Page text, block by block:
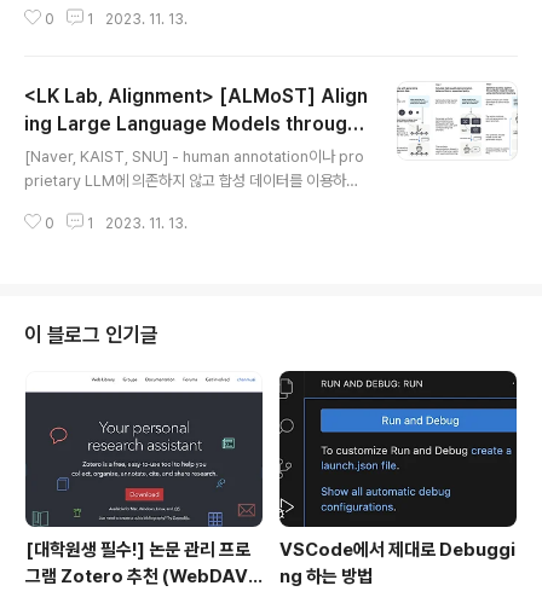
지면 instruction을 예측하도록 하는 meta-training m
abels을 지닌 task에서 큰 성능 향상을 보임 배경 기존 L
M (Language Models)은 input과 instruction이 주어
지면 label을 예측하는 방식으로 학습을 진행 학습 때와 다
른 label을 지닌 데이터에 대한 추론 성능이 떨어짐. 즉 일
반화 성능이 좋..
0 1 2023. 11. 13.
<LK Lab, Alignment> [ALMoST] Align
ing Large Language Models through
Synthetic Feedback (2023.10)
[Naver, KAIST, SNU] - human annotation이나 pro
prietary LLM에 의존하지 않고 합성 데이터를 이용하는
부터의 output을 대조시키는 방식으로 reward modeli
arge language model의 성능 향상에 큰 영향을 주었
지만 관련 데이터 확보나 학습 관점에서 비용이 너무 많이
든다는 문제점이 존재 본 논문에서는 합성 데이터를 생성
함으로써 위 방식의 단점을 극복하고..
0 1 2023. 11. 13.
이 블로그 인기글
[대학원생 필수!] 논문 관리 프로
그램 Zotero 추천 (WebDAV
VSCode에서 제대로 Debuggi
ng 하는 방법